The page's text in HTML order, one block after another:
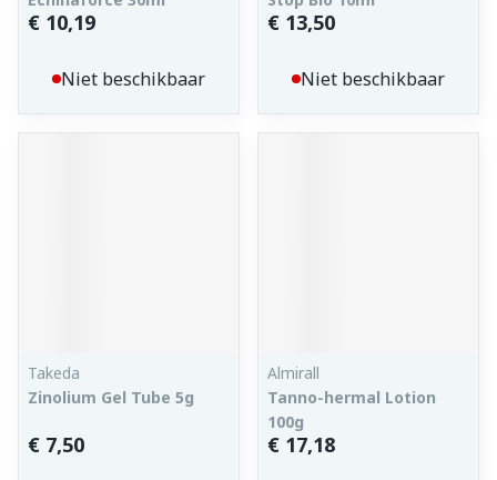
€ 10,19
Niet beschikbaar
€ 13,50
Niet beschikbaar
Takeda
Zinolium Gel Tube 5g
€ 7,50
Almirall
Tanno-hermal Lotion
100g
€ 17,18